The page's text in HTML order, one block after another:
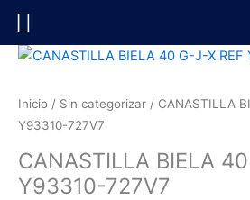
contenido
Inicio / Sin categorizar / CANASTILLA
Y93310-727V7
CANASTILLA BIELA
Y93310-727V7